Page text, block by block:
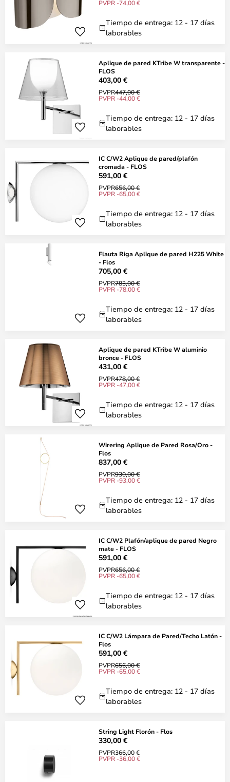
PVPR -74,00 €
Tiempo de entrega: 12 - 17 días
laborables
Aplique de pared KTribe W transparente -
FLOS
403,00 €
PVPR447,00 €
PVPR -44,00 €
Tiempo de entrega: 12 - 17 días
laborables
IC C/W2 Aplique de pared/plafón
cromada - FLOS
591,00 €
PVPR656,00 €
PVPR -65,00 €
Tiempo de entrega: 12 - 17 días
laborables
Flauta Riga Aplique de pared H225 White
- Flos
705,00 €
PVPR783,00 €
PVPR -78,00 €
Tiempo de entrega: 12 - 17 días
laborables
Aplique de pared KTribe W aluminio
bronce - FLOS
431,00 €
PVPR478,00 €
PVPR -47,00 €
Tiempo de entrega: 12 - 17 días
laborables
Wirering Aplique de Pared Rosa/Oro -
Flos
837,00 €
PVPR930,00 €
PVPR -93,00 €
Tiempo de entrega: 12 - 17 días
laborables
IC C/W2 Plafón/aplique de pared Negro
mate - FLOS
591,00 €
PVPR656,00 €
PVPR -65,00 €
Tiempo de entrega: 12 - 17 días
laborables
IC C/W2 Lámpara de Pared/Techo Latón -
Flos
591,00 €
PVPR656,00 €
PVPR -65,00 €
Tiempo de entrega: 12 - 17 días
laborables
String Light Florón - Flos
330,00 €
PVPR366,00 €
PVPR -36,00 €